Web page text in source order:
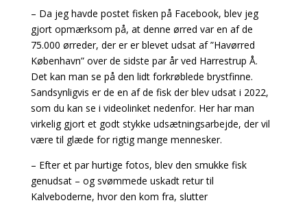
– Da jeg havde postet fisken på Facebook, blev jeg
gjort opmærksom på, at denne ørred var en af de
75.000 ørreder, der er er blevet udsat af ”Havørred
København” over de sidste par år ved Harrestrup Å.
Det kan man se på den lidt forkrøblede brystfinne.
Sandsynligvis er de en af de fisk der blev udsat i 2022,
som du kan se i videolinket nedenfor. Her har man
virkelig gjort et godt stykke udsætningsarbejde, der vil
være til glæde for rigtig mange mennesker.
– Efter et par hurtige fotos, blev den smukke fisk
genudsat – og svømmede uskadt retur til
Kalveboderne, hvor den kom fra, slutter